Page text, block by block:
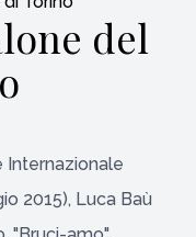
del
Internazionale
2015), Luca Baù